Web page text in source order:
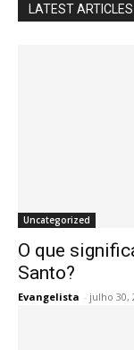
LATEST ARTICLES
Uncategorized
O que
Santo?
Evangelista - julho 30,